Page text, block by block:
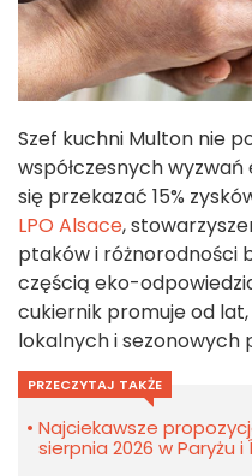
Szef kuchni Multon nie
współczesnych
się przekazać 15%
LPO Alsace,
ptaków i różnorodności
częścią eko-
cukiernik promuje od
lokalnych i sezonowych
PRZECZYTAJ TAKŻE
Najciekawsze
sierpnia 2026 w Paryżu